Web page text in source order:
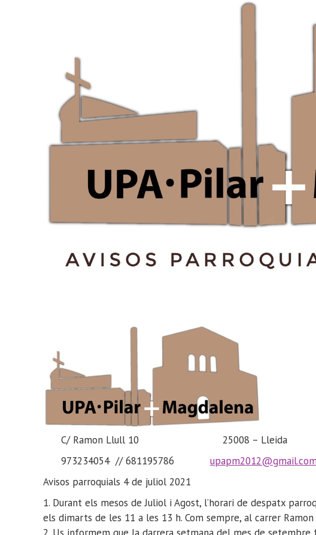
C/ Ramon Llull 10
25008 – Lleida
973234054 // 681195786
upapm2012@gmail.com
Avisos parroquials 4 de juliol 2021
1. Durant els mesos de Juliol i Agost, l’horari de despatx
els dimarts de les 11 a les 13 h. Com sempre, al carrer